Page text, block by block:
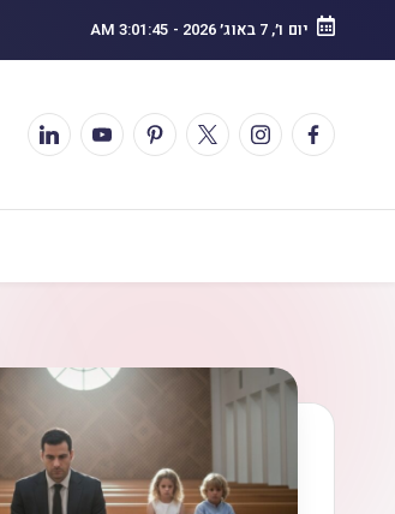
יום ו׳, 7 באוג׳ 2026 -
3:01:47 AM